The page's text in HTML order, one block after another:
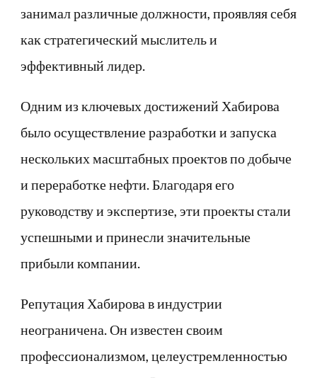
занимал различные должности, проявляя себя
как стратегический мыслитель и
эффективный лидер.
Одним из ключевых достижений Хабирова
было осуществление разработки и запуска
нескольких масштабных проектов по добыче
и переработке нефти. Благодаря его
руководству и экспертизе, эти проекты стали
успешными и принесли значительные
прибыли компании.
Репутация Хабирова в индустрии
неограничена. Он известен своим
профессионализмом, целеустремленностью